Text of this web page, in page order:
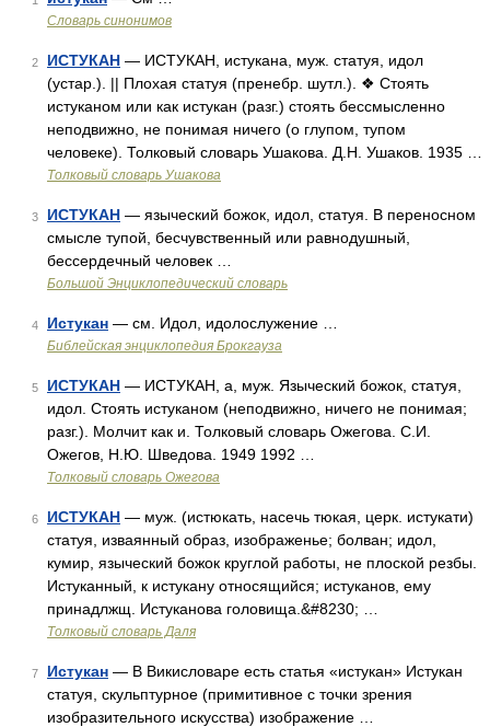
Словарь синонимов
2 ИСТУКАН — ИСТУКАН, истукана, муж. статуя, идол
(устар.). || Плохая статуя (пренебр. шутл.). ❖ Стоять
истуканом или как истукан (разг.) стоять бессмысленно
неподвижно, не понимая ничего (о глупом, тупом
человеке). Толковый словарь Ушакова. Д.Н. Ушаков. 1935 …
Толковый словарь Ушакова
3 ИСТУКАН — языческий божок, идол, статуя. В переносном
смысле тупой, бесчувственный или равнодушный,
бессердечный человек …
Большой Энциклопедический словарь
4 Истукан — см. Идол, идолослужение …
Библейская энциклопедия Брокгауза
5 ИСТУКАН — ИСТУКАН, а, муж. Языческий божок, статуя,
идол. Стоять истуканом (неподвижно, ничего не понимая;
разг.). Молчит как и. Толковый словарь Ожегова. С.И.
Ожегов, Н.Ю. Шведова. 1949 1992 …
Толковый словарь Ожегова
6 ИСТУКАН — муж. (истюкать, насечь тюкая, церк. истукати)
статуя, изваянный образ, изображенье; болван; идол,
кумир, языческий божок круглой работы, не плоской резбы.
Истуканный, к истукану относящийся; истуканов, ему
принадлжщ. Истуканова головища.&#8230; …
Толковый словарь Даля
7 Истукан — В Викисловаре есть статья «истукан» Истукан
статуя, скульптурное (примитивное с точки зрения
изобразительного искусства) изображение …